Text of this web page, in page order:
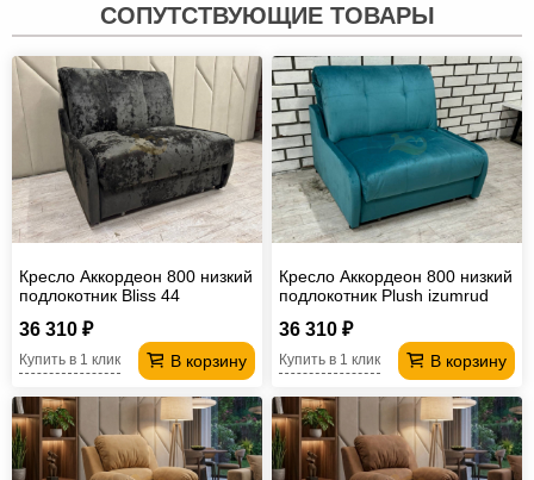
СОПУТСТВУЮЩИЕ ТОВАРЫ
Кресло Аккордеон 800 низкий
подлокотник Вliss 44
36 310 ₽
В корзину
Купить в 1 клик
Кресло Аккордеон 800 низкий
подлокотник Plush izumrud
36 310 ₽
В корзину
Купить в 1 клик